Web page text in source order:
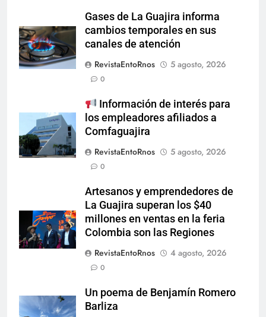
Gases de La Guajira informa
cambios temporales en sus
canales de atención
RevistaEntoRnos
5 agosto, 2026
0
Información de interés para
los empleadores afiliados a
Comfaguajira
RevistaEntoRnos
5 agosto, 2026
0
Artesanos y emprendedores de
La Guajira superan los $40
millones en ventas en la feria
Colombia son las Regiones
RevistaEntoRnos
4 agosto, 2026
0
Un poema de Benjamín Romero
Barliza